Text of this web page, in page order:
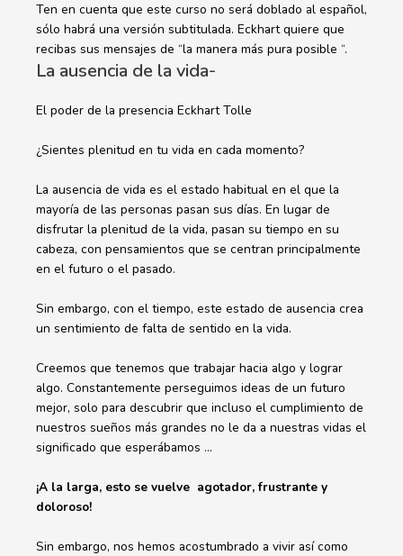
Ten en cuenta que este curso no será doblado al español,
sólo habrá una versión subtitulada. Eckhart quiere que
recibas sus mensajes de “la manera más pura posible “.
La ausencia de la vida-
El poder de la presencia Eckhart Tolle
¿Sientes plenitud en tu vida en cada momento?
La ausencia de vida es el estado habitual en el que la
mayoría de las personas pasan sus días. En lugar de
disfrutar la plenitud de la vida, pasan su tiempo en su
cabeza, con pensamientos que se centran principalmente
en el futuro o el pasado.
Sin embargo, con el tiempo, este estado de ausencia crea
un sentimiento de falta de sentido en la vida.
Creemos que tenemos que trabajar hacia algo y lograr
algo. Constantemente perseguimos ideas de un futuro
mejor, solo para descubrir que incluso el cumplimiento de
nuestros sueños más grandes no le da a nuestras vidas el
significado que esperábamos …
¡A la larga, esto se vuelve agotador, frustrante y
doloroso!
Sin embargo, nos hemos acostumbrado a vivir así como